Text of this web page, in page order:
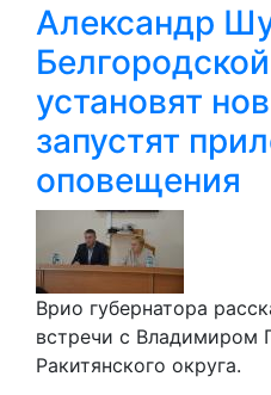
Александр
установят
запустят
оповещения
Врио губернатора
встречи с Владимиром
Ракитянского округа.